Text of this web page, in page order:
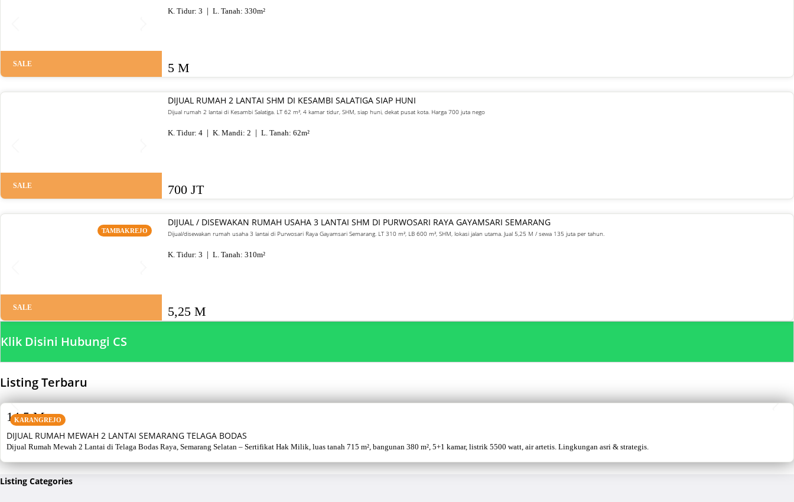
SALE
K. Tidur: 3 L. Tanah: 330m²
5 M
SALE
DIJUAL RUMAH 2 LANTAI SHM DI KESAMBI SALATIGA SIAP HUNI
Dijual rumah 2 lantai di Kesambi Salatiga. LT 62 m², 4 kamar tidur, SHM, siap huni, dekat pusat kota. Harga 700 juta nego
K. Tidur: 4 K. Mandi: 2 L. Tanah: 62m²
700 JT
TAMBAKREJO
SALE
DIJUAL / DISEWAKAN RUMAH USAHA 3 LANTAI SHM DI PURWOSARI RAYA GAYAMSARI SEMARANG
Dijual/disewakan rumah usaha 3 lantai di Purwosari Raya Gayamsari Semarang. LT 310 m², LB 600 m², SHM, lokasi jalan utama. Jual 5,25 M / sewa 135 juta per tahun.
K. Tidur: 3 L. Tanah: 310m²
5,25 M
Klik Disini Hubungi CS
Listing Terbaru
KARANGREJO
DIJUAL RUMAH MEWAH 2 LANTAI SEMARANG TELAGA BODAS
Dijual Rumah Mewah 2 Lantai di Telaga Bodas Raya, Semarang Selatan – Sertifikat Hak Milik, luas tanah 715 m², bangunan 380 m², 5+1 kamar, listrik 5500 watt, air artetis. Lingkungan asri & strategis.
14,5 M
Listing Categories